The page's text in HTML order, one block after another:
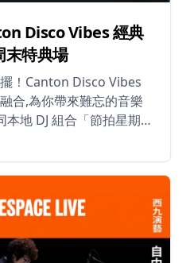
池畔酒吧享受清涼飲
音節拍下享受最酷的夏
好者還是派對狂熱者，
的夏日回憶！ 📅 日
31日（派對之夜：逢星
：每日上午11時至下午6
香港仔海洋徑33號 🎟️
公開發售
Disco Vibes 經典
末特典場
！Canton Disco Vibes
合,為你帶來難忘的音樂
新 Disco 靈魂。這些香
經過重新混音,以嶄新能
律重溫那個輝煌年代。
及 Hoegarden
三五知己,在復古勁歌中
酒,一邊穿越時空回到廣